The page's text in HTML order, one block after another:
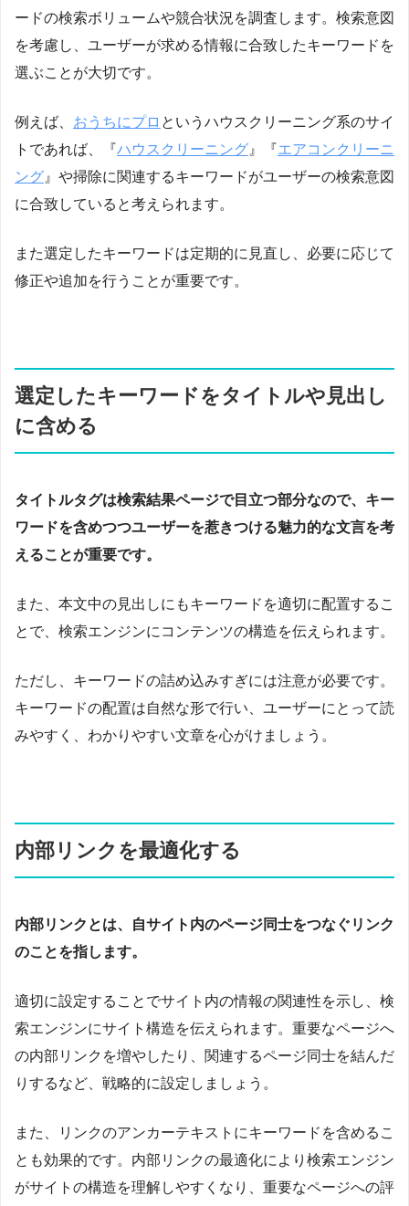
ードの検索ボリュームや競合状況を調査します。検索意図
を考慮し、ユーザーが求める情報に合致したキーワードを
選ぶことが大切です。
例えば、 おうちにプロ というハウスクリーニング系のサイ
トであれば、『ハウスクリーニング 』『エアコンクリーニ
ング 』や掃除に関連するキーワードがユーザーの検索意図
に合致していると考えられます。
また選定したキーワードは定期的に見直し、必要に応じて
修正や追加を行うことが重要です。
選定したキーワードをタイトルや見出し
に含める
タイトルタグは検索結果ページで目立つ部分なので、キー
ワードを含めつつユーザーを惹きつける魅力的な文言を考
えることが重要です。
また、本文中の見出しにもキーワードを適切に配置するこ
とで、検索エンジンにコンテンツの構造を伝えられます。
ただし、キーワードの詰め込みすぎには注意が必要です。
キーワードの配置は自然な形で行い、ユーザーにとって読
みやすく、わかりやすい文章を心がけましょう。
内部リンクを最適化する
内部リンクとは、自サイト内のページ同士をつなぐリンク
のことを指します。
適切に設定することでサイト内の情報の関連性を示し、検
索エンジンにサイト構造を伝えられます。重要なページへ
の内部リンクを増やしたり、関連するページ同士を結んだ
りするなど、戦略的に設定しましょう。
また、リンクのアンカーテキストにキーワードを含めるこ
とも効果的です。内部リンクの最適化により検索エンジン
がサイトの構造を理解しやすくなり、重要なページへの評